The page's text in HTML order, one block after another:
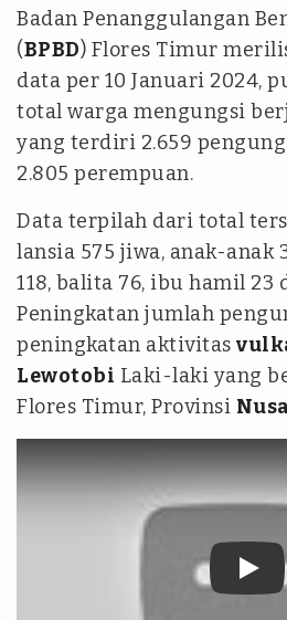
Badan Penanggulangan
(BPBD) Flores Timur
data per 10 Januari 2024,
total warga mengungsi
yang terdiri 2.659
2.805 perempuan.
Data terpilah dari total
lansia 575 jiwa, anak-anak
118, balita 76, ibu hamil 23
Peningkatan jumlah
peningkatan aktivitas
Lewotobi Laki-laki yang
Flores Timur, Provinsi
tvonenews